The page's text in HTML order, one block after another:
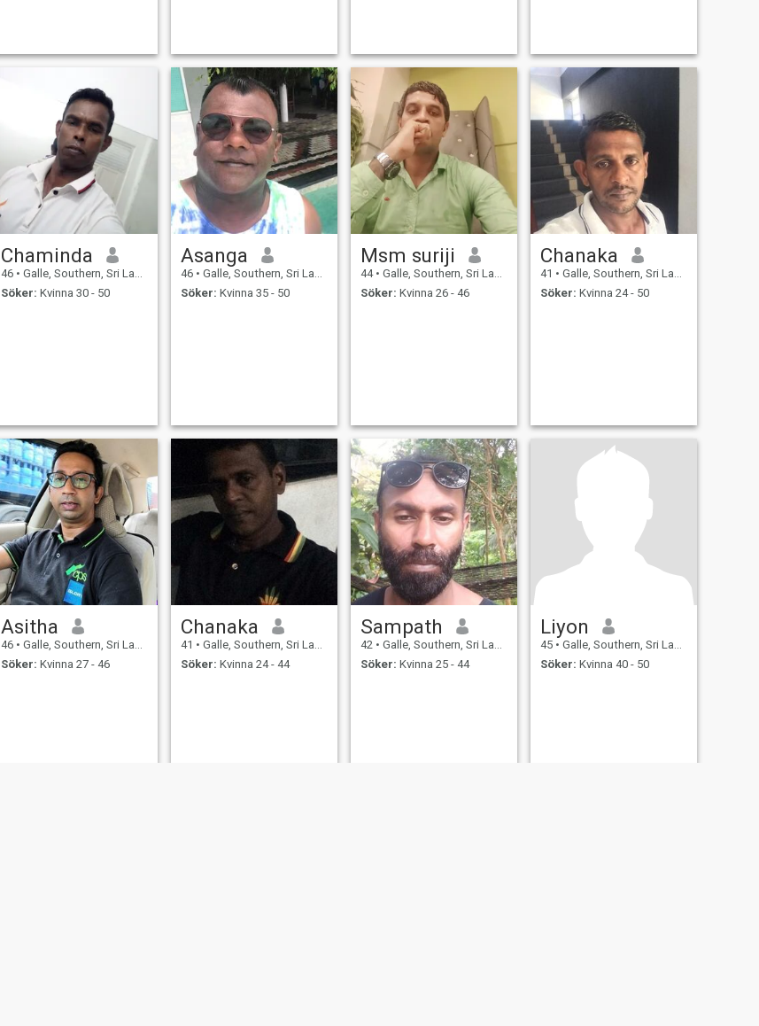
Chaminda
46 • Galle, Southern, Sri Lanka
Söker: Kvinna 30 - 50
Asanga
46 • Galle, Southern, Sri Lanka
Söker: Kvinna 35 - 50
Msm suriji
44 • Galle, Southern, Sri Lanka
Söker: Kvinna 26 - 46
Chanaka
41 • Galle, Southern, Sri Lanka
Söker: Kvinna 24 - 50
Asitha
46 • Galle, Southern, Sri Lanka
Söker: Kvinna 27 - 46
Chanaka
41 • Galle, Southern, Sri Lanka
Söker: Kvinna 24 - 44
Sampath
42 • Galle, Southern, Sri Lanka
Söker: Kvinna 25 - 44
Liyon
45 • Galle, Southern, Sri Lanka
Söker: Kvinna 40 - 50